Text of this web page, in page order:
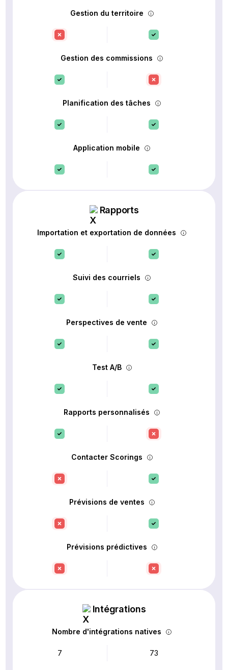
Gestion du territoire
Gestion des commissions
Planification des tâches
Application mobile
Rapports
Importation et exportation de données
Suivi des courriels
Perspectives de vente
Test A/B
Rapports personnalisés
Contacter Scorings
Prévisions de ventes
Prévisions prédictives
Intégrations
Nombre d'intégrations natives
7 73